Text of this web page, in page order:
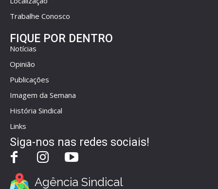
Trabalhe Conosco
FIQUE POR DENTRO
Notícias
Opinião
Publicações
Imagem da Semana
História Sindical
Links
Siga-nos nas redes sociais!
Agência Sindical